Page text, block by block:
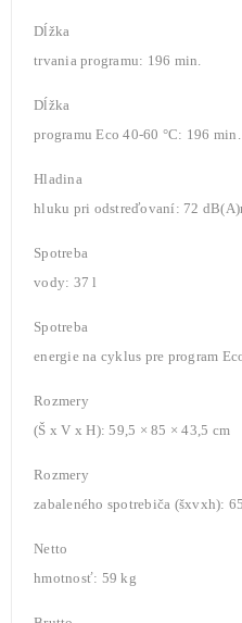
Dĺžka
trvania programu: 196 min.
Dĺžka
programu Eco 40-60 °C: 196 min.
Hladina
hluku pri odstreďovaní: 72
Spotreba
vody: 37 l
Spotreba
energie na cyklus pre program
Rozmery
(Š x V x H): 59,5 × 85 × 43,5 cm
Rozmery
zabaleného spotrebiča (šxvxh):
Netto
hmotnosť: 59 kg